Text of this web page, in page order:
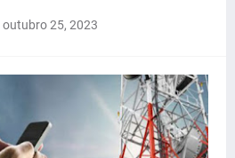
outubro 25, 2023